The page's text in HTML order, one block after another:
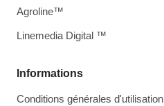
Informations
Conditions générales d'utilisation
Agroline™
Linemedia Digital ™